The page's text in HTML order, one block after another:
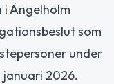
Ängelholm
som
under
2026.